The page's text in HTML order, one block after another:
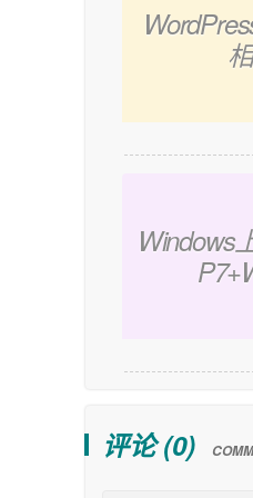
Windows
评论 (0)